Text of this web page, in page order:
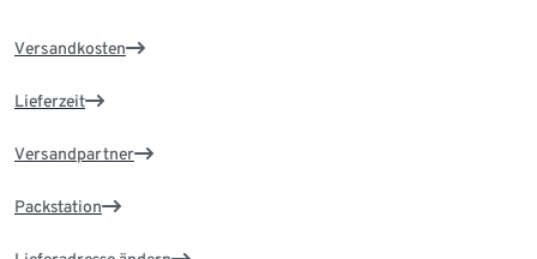
Versandkosten
Lieferzeit
Versandpartner
Packstation